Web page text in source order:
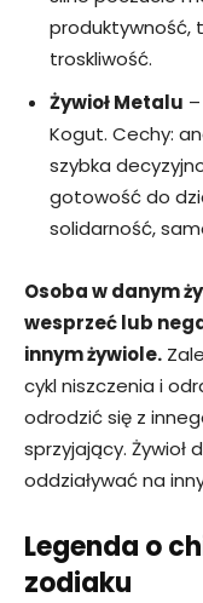
produktywność,
troskliwość.
Żywioł Metalu
Kogut. Cechy:
szybka
gotowość do
solidarność,
Osoba w danym
wesprzeć lub
innym żywiole.
cykl niszczenia i
odrodzić się z
sprzyjający.
oddziaływać na
Legenda o
zodiaku